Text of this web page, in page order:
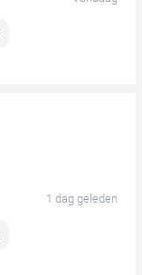
1 dag geleden